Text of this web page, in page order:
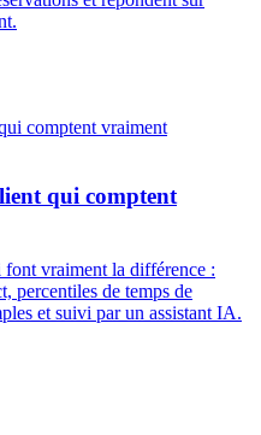
qui comptent
vraiment la différence :
percentiles de temps de
et suivi par un assistant IA.